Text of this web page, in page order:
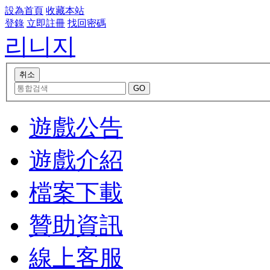
設為首頁 收藏本站
登錄 立即註冊 找回密碼
리니지
遊戲公告
遊戲介紹
檔案下載
贊助資訊
線上客服